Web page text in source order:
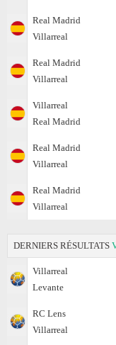
Real Madrid
Villarreal
Real Madrid
Villarreal
Villarreal
Real Madrid
Real Madrid
Villarreal
Real Madrid
Villarreal
DERNIERS RÉSULTATS
Villarreal
Levante
RC Lens
Villarreal